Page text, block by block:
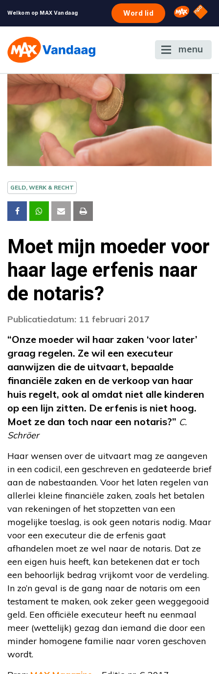
Welkom op MAX Vandaag Word lid Omroep
NPO
menu
GELD, WERK & RECHT
Moet mijn moeder voor
haar lage erfenis naar
de notaris?
Publicatiedatum: 11 februari 2017
“Onze moeder wil haar zaken ‘voor later’
graag regelen. Ze wil een executeur
aanwijzen die de uitvaart, bepaalde
financiële zaken en de verkoop van haar
huis regelt, ook al omdat niet alle kinderen
op een lijn zitten. De erfenis is niet hoog.
Moet ze dan toch naar een notaris?” C.
Schröer
Haar wensen over de uitvaart mag ze aangeven
in een codicil, een geschreven en gedateerde brief
aan de nabestaanden. Voor het laten regelen van
allerlei kleine financiële zaken, zoals het betalen
van rekeningen of het stopzetten van een
mogelijke toeslag, is ook geen notaris nodig. Maar
voor een executeur die de erfenis gaat
afhandelen moet ze wel naar de notaris. Dat ze
een eigen huis heeft, kan betekenen dat er toch
een behoorlijk bedrag vrijkomt voor de verdeling.
In zo’n geval is de gang naar de notaris om een
testament te maken, ook zeker geen weggegooid
geld. Een officiële executeur heeft nu eenmaal
meer (wettelijk) gezag dan iemand die door een
minder homogene familie naar voren geschoven
wordt.